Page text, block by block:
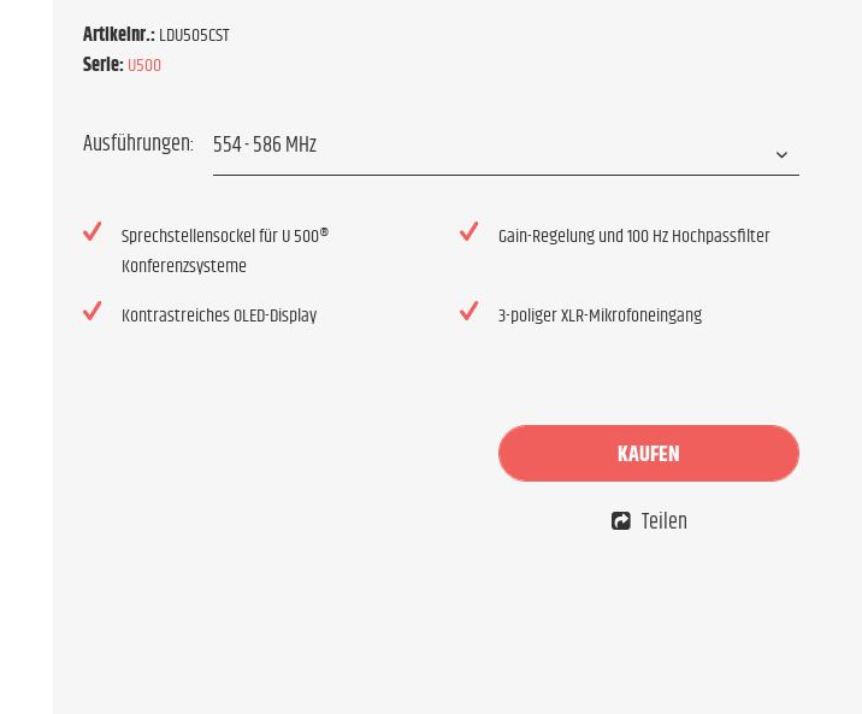
Artikelnr.:LDU505CST
Serie:U500
Ausführungen:
Sprechstellensockel für U 500®
Konferenzsysteme
Gain-Regelung und 100 Hz Hochpassfilter
Kontrastreiches OLED-Display 3-poliger XLR-Mikrofoneingang
KAUFEN
Teilen